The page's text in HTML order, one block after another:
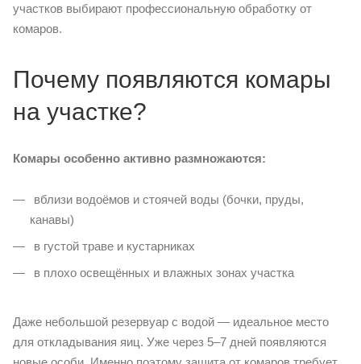
участков выбирают профессиональную обработку от
комаров.
Почему появляются комары
на участке?
Комары особенно активно размножаются:
вблизи водоёмов и стоячей воды (бочки, пруды,
канавы)
в густой траве и кустарниках
в плохо освещённых и влажных зонах участка
Даже небольшой резервуар с водой — идеальное место
для откладывания яиц. Уже через 5–7 дней появляются